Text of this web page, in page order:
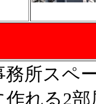
所スペ
れる2